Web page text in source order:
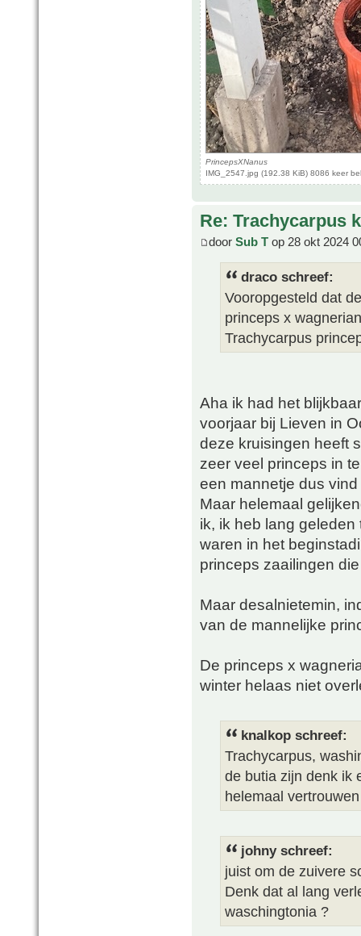
PrincepsXNanus
IMG_2547.jpg (192.38 KiB) 8086 keer
Re: Trachycarpus
door Sub T op 28 okt 2024
draco schreef:
Vooropgesteld dat
princeps x
Trachycarpus
Aha ik had het
voorjaar bij Lieven in
deze kruisingen heeft
zeer veel princeps in
een mannetje dus
Maar helemaal
ik, ik heb lang
waren in het
princeps zaailingen
Maar desalnietemin,
van de mannelijke
De princeps x
winter helaas niet
knalkop schreef:
Trachycarpus,
de butia zijn denk ik
helemaal
johny schreef:
juist om de zuivere
Denk dat al lang
waschingtonia ?